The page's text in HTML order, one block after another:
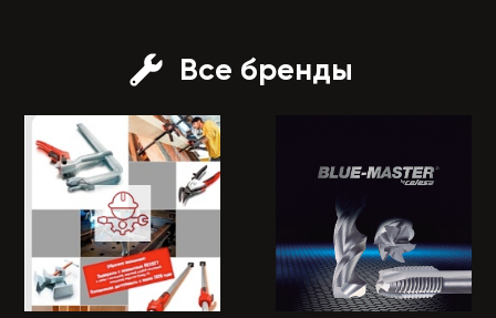
Все бренды